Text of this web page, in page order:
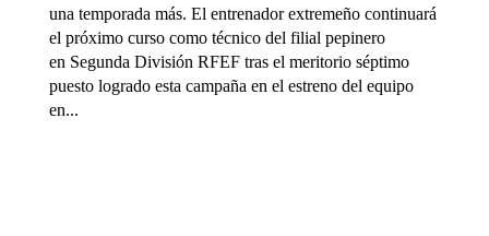
una temporada más. El entrenador extremeño continuará
el próximo curso como técnico del filial pepinero
en Segunda División RFEF tras el meritorio séptimo
puesto logrado esta campaña en el estreno del equipo
en...